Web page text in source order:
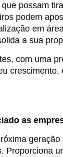
possam
podem
em
a sua
com uma
as
Proporciona